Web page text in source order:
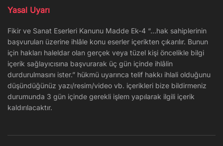
Yasal Uyarı
Fikir ve Sanat Eserleri Kanunu Madde Ek-4 “…hak sahiplerinin
başvuruları üzerine ihlâle konu eserler içerikten çıkarılır. Bunun
için hakları haleldar olan gerçek veya tüzel kişi öncelikle bilgi
içerik sağlayıcısına başvurarak üç gün içinde ihlâlin
durdurulmasını ister.” hükmü uyarınca telif hakkı ihlali olduğunu
düşündüğünüz yazı/resim/video vb. içerikleri bize bildirmeniz
durumunda 3 gün içinde gerekli işlem yapılarak ilgili içerik
kaldırılacaktır.